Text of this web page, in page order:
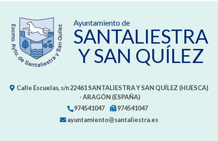
Ayuntamiento de
SANTALIESTRA
Y SAN QUÍLEZ
Calle Escuelas, s/n22461SANTALIESTRA Y SAN QUÍLEZ (HUESCA)
- ARAGÓN (ESPAÑA)
974541047
974541047
ayuntamiento@santaliestra.es